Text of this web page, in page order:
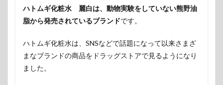
ハトムギ化粧水 麗白は、動物実験をしていない熊野油
脂から発売されているブランドです。
ハトムギ化粧水は、SNSなどで話題になって以来さまざ
まなブランドの商品をドラッグストアで見るようになり
ました。